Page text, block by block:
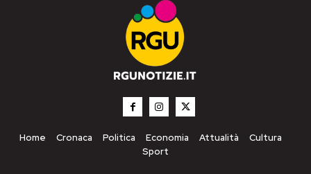
Home Cronaca Politica Economia Attualità
Cultura
Sport